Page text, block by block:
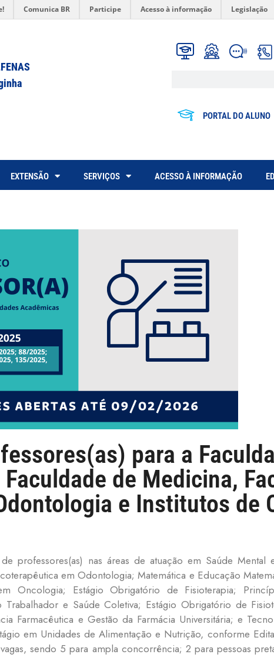
Comunica BR Participe Acesso à informação Legislação
PORTAL DO ALUNO
EXTENSÃO SERVIÇOS ACESSO À INFORMAÇÃO
para a
de Medicina,
e Institutos de
professores(as) nas áreas de atuação em Saúde Mental
em Odontologia; Matemática e Educação
Oncologia; Estágio Obrigatório de Fisioterapia;
e Saúde Coletiva; Estágio Obrigatório de
Farmacêutica e Gestão da Farmácia Universitária; e
em Unidades de Alimentação e Nutrição, conforme
sendo 5 para ampla concorrência; 2 para pessoas